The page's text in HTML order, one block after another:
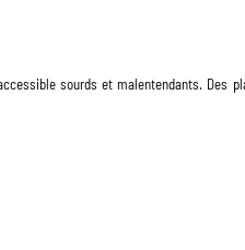
sourds et malentendants. Des